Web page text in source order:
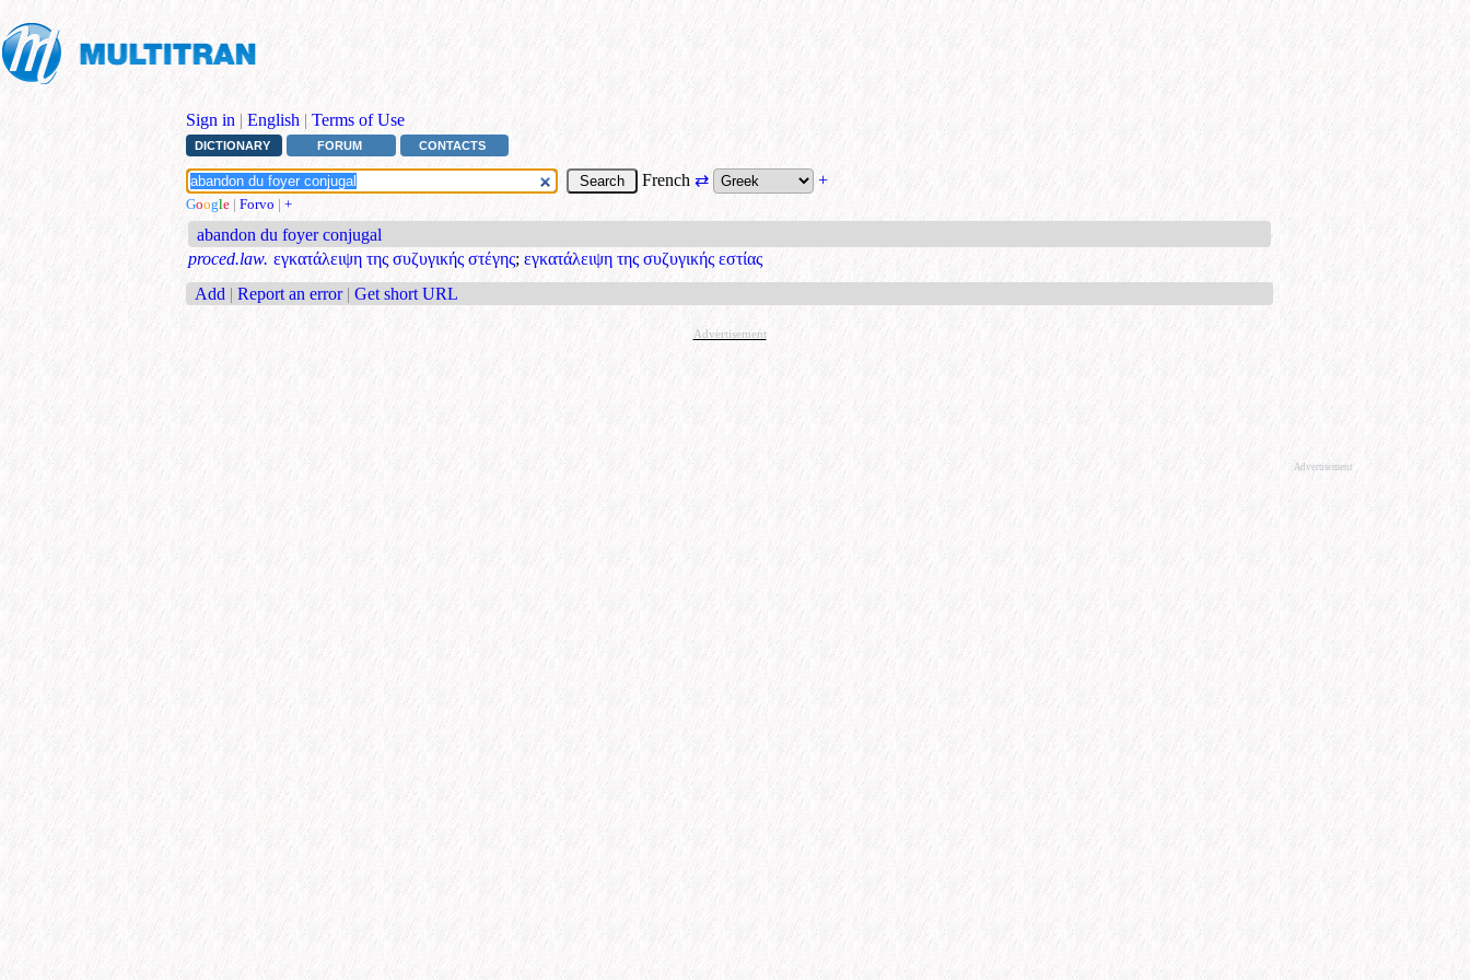
Sign in | English | Terms of Use
DICTIONARY FORUM CONTACTS
French⇄ +
Google | Forvo | +
abandon du foyer conjugal
proced.law. εγκατάλειψη της συζυγικής στέγης; εγκατάλειψη της συζυγικής εστίας
Add | Report an error | Get short URL
Advertisement
Advertisement